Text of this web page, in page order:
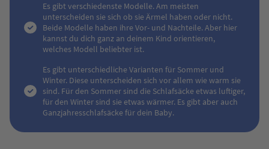
Es gibt verschiedenste Modelle. Am meisten
unterscheiden sie sich ob sie Ärmel haben oder nicht.
Beide Modelle haben ihre Vor- und Nachteile. Aber hier
kannst du dich ganz an deinem Kind orientieren,
welches Modell beliebter ist.
Es gibt unterschiedliche Varianten für Sommer und
Winter. Diese unterscheiden sich vor allem wie warm sie
sind. Für den Sommer sind die Schlafsäcke etwas luftiger,
für den Winter sind sie etwas wärmer. Es gibt aber auch
Ganzjahresschlafsäcke für dein Baby.